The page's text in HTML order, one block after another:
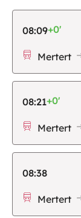
08:09+0'
Mertert
08:21+0'
Mertert
08:38
Mertert